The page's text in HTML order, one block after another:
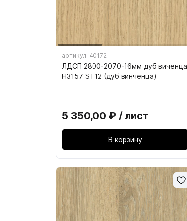
7.4. Барная труба Д50мм
7.5. Полки для барной трубы Д50мм
артикул: 40172
ЛДСП 2800-2070-16мм дуб виченца
H3157 ST12 (дуб винченца)
5 350,00 ₽ / лист
В корзину